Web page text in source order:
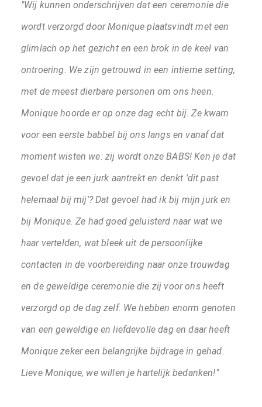
"Wij kunnen onderschrijven dat een ceremonie die
wordt verzorgd door Monique plaatsvindt met een
glimlach op het gezicht en een brok in de keel van
ontroering. We zijn getrouwd in een intieme setting,
met de meest dierbare personen om ons heen.
Monique hoorde er op onze dag echt bij. Ze kwam
voor een eerste babbel bij ons langs en vanaf dat
moment wisten we: zij wordt onze BABS! Ken je dat
gevoel dat je een jurk aantrekt en denkt 'dit past
helemaal bij mij'? Dat gevoel had ik bij mijn jurk en
bij Monique. Ze had goed geluisterd naar wat we
haar vertelden, wat bleek uit de persoonlijke
contacten in de voorbereiding naar onze trouwdag
en de geweldige ceremonie die zij voor ons heeft
verzorgd op de dag zelf. We hebben enorm genoten
van een geweldige en liefdevolle dag en daar heeft
Monique zeker een belangrijke bijdrage in gehad.
Lieve Monique, we willen je hartelijk bedanken!"